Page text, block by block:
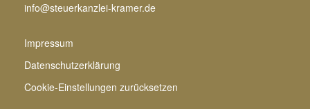
info@steuerkanzlei-kramer.de
Impressum
Datenschutzerklärung
Cookie-Einstellungen zurücksetzen